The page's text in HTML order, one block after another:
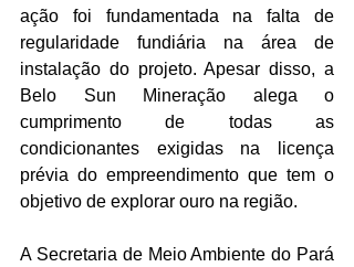
ação foi fundamentada na falta de
regularidade fundiária na área de
instalação do projeto. Apesar disso, a
Belo Sun Mineração alega o
cumprimento de todas as
condicionantes exigidas na licença
prévia do empreendimento que tem o
objetivo de explorar ouro na região.
A Secretaria de Meio Ambiente do Pará